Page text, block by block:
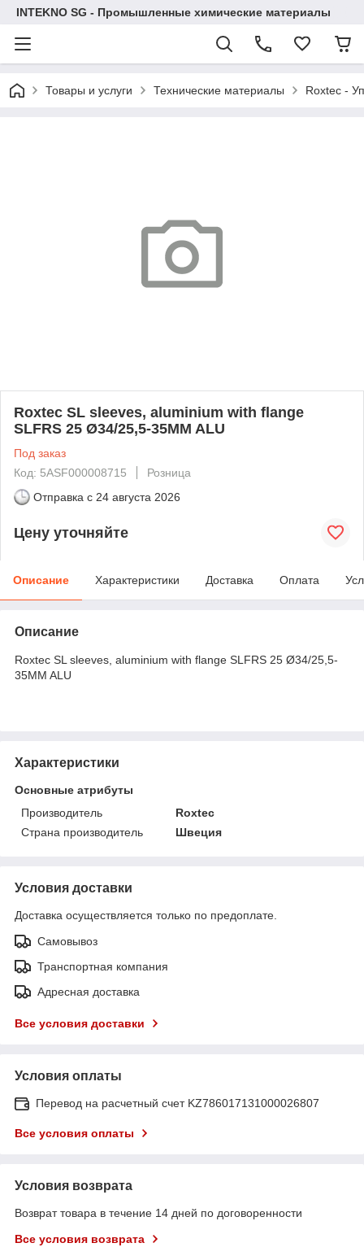
INTEKNO SG - Промышленные химические материалы
Товары и услуги Технические материалы Roxtec -
Roxtec SL sleeves, aluminium with flange
SLFRS 25 Ø34/25,5-35MM ALU
Под заказ
Код: 5ASF000008715
Розница
Отправка с 24 августа 2026
Цену уточняйте
Описание Характеристики Доставка Оплата
Описание
Roxtec SL sleeves, aluminium with flange SLFRS 25 Ø34/25,5-
35MM ALU
Характеристики
Основные атрибуты
Производитель
Roxtec
Страна производитель
Швеция
Условия доставки
Доставка осуществляется только по предоплате.
Самовывоз
Транспортная компания
Адресная доставка
Все условия доставки
Условия оплаты
Перевод на расчетный счет KZ786017131000026807
Все условия оплаты
Условия возврата
Возврат товара в течение 14 дней по договоренности
Все условия возврата